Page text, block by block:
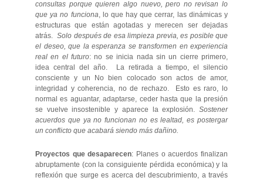
consultas porque quieren algo nuevo, pero no revisan lo
que ya no funciona , lo que hay que cerrar, las dinámicas y
estructuras que están agotadas y merecen ser dejadas
atrás. Solo después de esa limpieza previa, es posible que
el deseo, que la esperanza se transformen en experiencia
real en el futuro: no se inicia nada sin un cierre primero,
idea central del año. La retirada a tiempo, el silencio
consciente y un No bien colocado son actos de amor,
integridad y coherencia, no de rechazo. Esto es raro, lo
normal es aguantar, adaptarse, ceder hasta que la presión
se vuelve insostenible y aparece la explosión. Sostener
acuerdos que ya no funcionan no es lealtad, es postergar
un conflicto que acabará siendo más dañino.
Proyectos que desaparecen: Planes o acuerdos finalizan
abruptamente (con la consiguiente pérdida económica) y la
reflexión que surge es acerca del descubrimiento, a través